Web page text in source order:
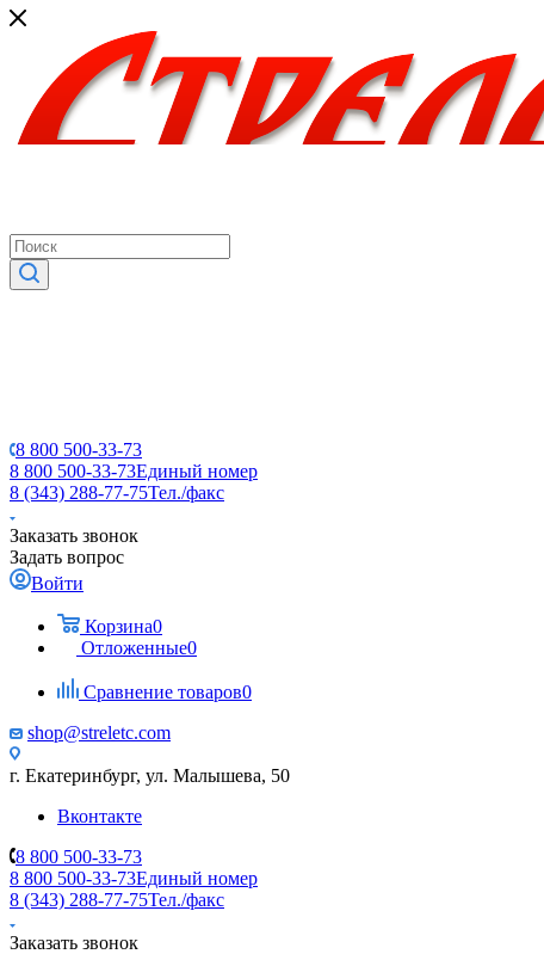
8 800 500-33-73
8 800 500-33-73Единый номер
8 (343) 288-77-75Тел./факс
Заказать звонок
Задать вопрос
Войти
Корзина0
Отложенные0
Сравнение товаров0
shop@streletc.com
г. Екатеринбург, ул. Малышева, 50
Вконтакте
8 800 500-33-73
8 800 500-33-73Единый номер
8 (343) 288-77-75Тел./факс
Заказать звонок